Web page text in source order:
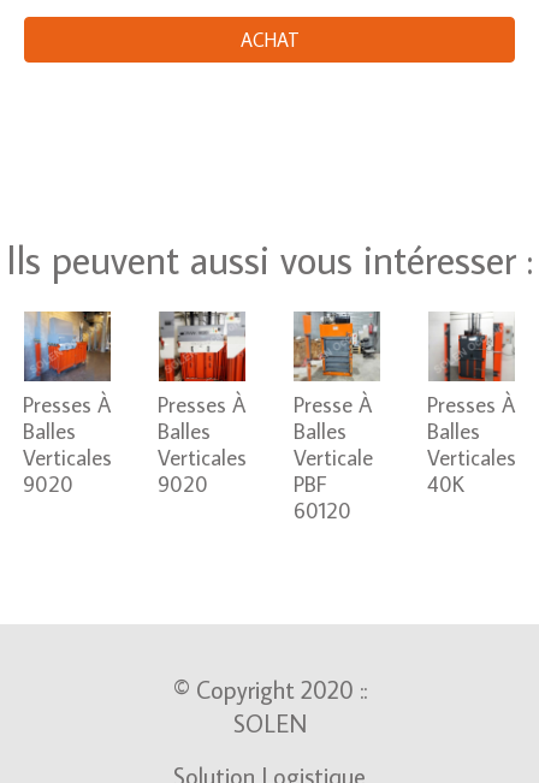
Ils peuvent aussi vous intéresser :
Presses À
Balles
Verticales
9020
Presses À
Balles
Verticales
9020
Presse À
Balles
Verticale
PBF
60120
Presses À
Balles
Verticales
40K
© Copyright 2020 ::
SOLEN
Solution Logistique